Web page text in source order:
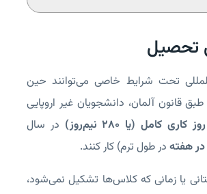
تحصیل
تحت شرایط خاصی می‌توانند حین
قانون آلمان، دانشجویان غیر اروپایی
در سال
در طول ترم) کار کنند.
یا زمانی که کلاس‌ها تشکیل نمی‌شود،